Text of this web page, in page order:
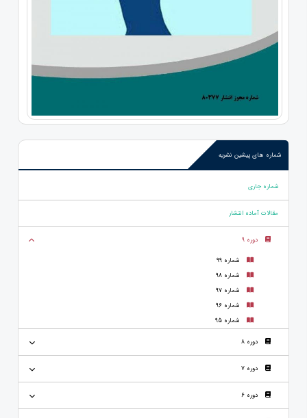
شماره های پیشین نشریه
شماره جاری
مقالات آماده انتشار
دوره 9
شماره 99
شماره 98
شماره 97
شماره 96
شماره 95
دوره 8
دوره 7
دوره 6